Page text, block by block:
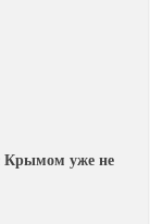
Крымом уже не